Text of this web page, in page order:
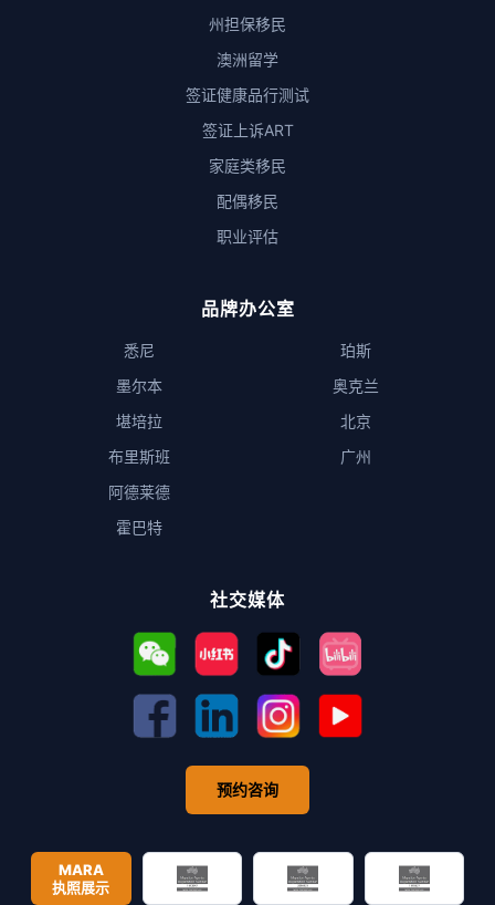
州担保移民
澳洲留学
签证健康品行测试
签证上诉ART
家庭类移民
配偶移民
职业评估
品牌办公室
悉尼
墨尔本
堪培拉
布里斯班
阿德莱德
霍巴特
珀斯
奥克兰
北京
广州
社交媒体
预约咨询
MARA
执照展示